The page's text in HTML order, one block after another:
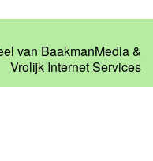
van BaakmanMedia&
Vrolijk Internet Services